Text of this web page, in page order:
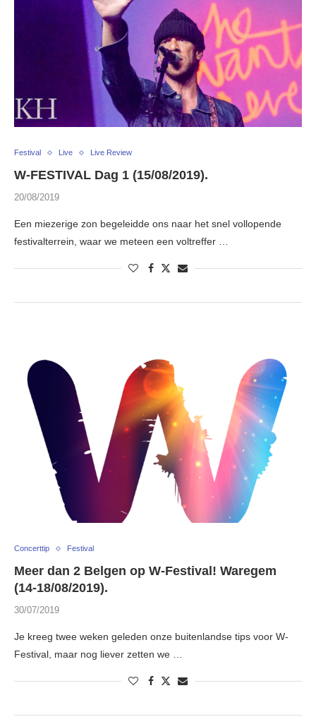
Festival Live Live Review
W-FESTIVAL Dag 1 (15/08/2019).
20/08/2019
Een miezerige zon begeleidde ons naar het snel vollopende
festivalterrein, waar we meteen een voltreffer …
Concerttip Festival
Meer dan 2 Belgen op W-Festival! Waregem
(14-18/08/2019).
30/07/2019
Je kreeg twee weken geleden onze buitenlandse tips voor W-
Festival, maar nog liever zetten we …